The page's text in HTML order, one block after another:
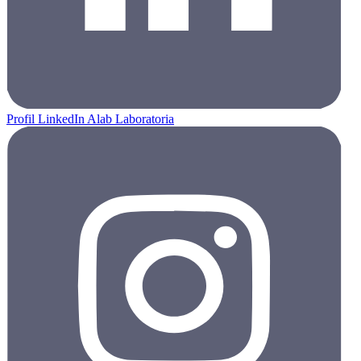
Profil LinkedIn Alab Laboratoria